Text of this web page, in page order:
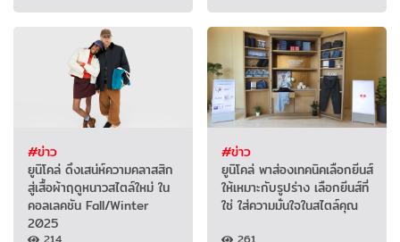
#ข่าว
ยูนิโคล่ ดึงเสน่ห์ความคลาสสิก
สู่เสื้อผ้าฤดูหนาวสไตล์ใหม่ ใน
คอลเลคชัน Fall/Winter
2025
#ข่าว
ยูนิโคล่ พาส่องเทคนิคเลือกยีนส์
ให้เหมาะกับรูปร่าง เลือกยีนส์ที่
ใช่ ใส่ความมั่นใจในสไตล์คุณ